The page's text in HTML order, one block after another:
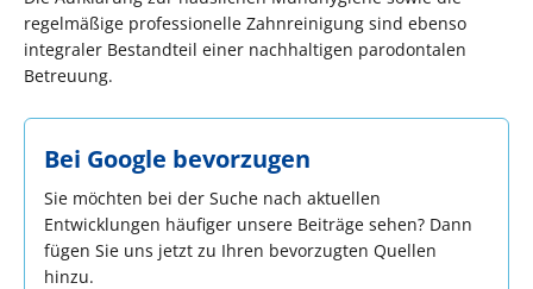
regelmäßige professionelle Zahnreinigung sind ebenso
integraler Bestandteil einer nachhaltigen parodontalen
Betreuung.
Bei Google bevorzugen
Sie möchten bei der Suche nach aktuellen
Entwicklungen häufiger unsere Beiträge sehen? Dann
fügen Sie uns jetzt zu Ihren bevorzugten Quellen
hinzu.